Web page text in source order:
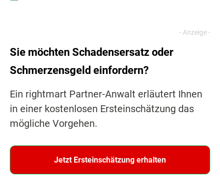
Sie möchten Schadensersatz oder
Schmerzensgeld einfordern?
Ein rightmart Partner-Anwalt erläutert Ihnen
in einer kostenlosen Ersteinschätzung das
mögliche Vorgehen.
Jetzt Ersteinschätzung erhalten